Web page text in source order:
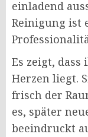
einladend
Reinigung ist
Es zeigt, dass
Herzen liegt.
frisch der
es, später
beeindruckt